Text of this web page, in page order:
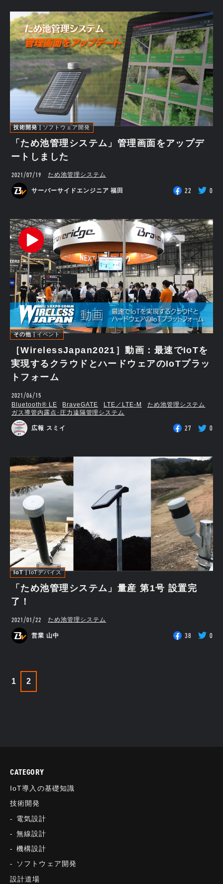
技術開発 ソフトウェア開発
「ため池管理システム」管理画面をアップデ
ートしました
2021/07/19 ため池管理システム
サーバーサイドエンジニア 福田 22 0
その他 イベント
［WirelessJapan2021］動画：最速でIoTを
実現するクラウドとハードウェアのIoTプラッ
トフォーム
2021/06/15
Bluetooth®︎ LE BraveGATE LTE／LTE-M
ため池管理システム
ガス導管内露点･圧力遠隔管理システム
広報 スミイ 27 0
IoT IoTデバイス
「ため池管理システム」量産 第1号 設置完
了！
2021/01/22 ため池管理システム
営業 山中 38 0
1 2
CATEGORY
IoT導入の基礎知識
技術開発
電気設計
無線設計
機構設計
ソフトウェア開発
設計道場